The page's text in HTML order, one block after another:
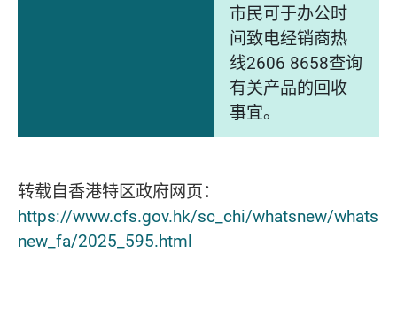
市民可于办公时
间致电经销商热
线2606 8658查询
有关产品的回收
事宜。
转载自香港特区政府网页：
https://www.cfs.gov.hk/sc_chi/whatsnew/whats
new_fa/2025_595.html